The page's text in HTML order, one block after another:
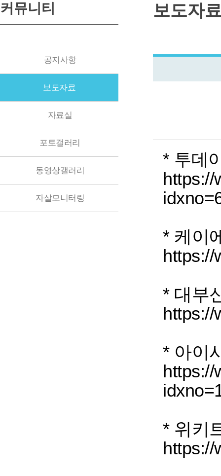
커뮤니티
공지사항
보도자료
자료실
포토갤러리
동영상갤러리
자살모니터링
보도자
* 투데
https://
* 케이
https://
* 대부
https://
* 아이
https://
* 위키
https://